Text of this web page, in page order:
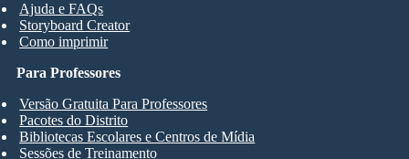
Ajuda e FAQs
Storyboard Creator
Como imprimir
Para Professores
Versão Gratuita Para Professores
Pacotes do Distrito
Bibliotecas Escolares e Centros de Mídia
Sessões de Treinamento